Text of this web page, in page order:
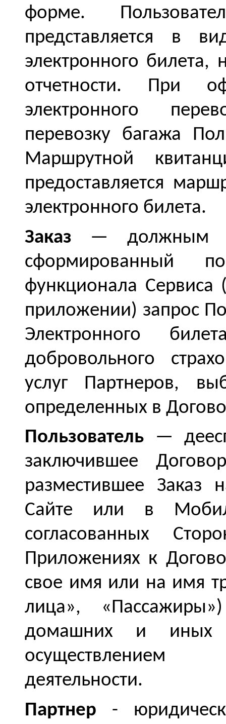
форме.
представляется в
электронного билета,
отчетности. При
электронного
перевозку багажа
Маршрутной
предоставляется
электронного билета.
Заказ — должным
сформированный
функционала
приложении) запрос
Электронного
добровольного
услуг Партнеров,
определенных в
Пользователь —
заключившее
разместившее Заказ
Сайте или в
согласованных
Приложениях к
свое имя или на имя
лица»,
домашних и иных
осуществлением
деятельности.
Партнер -